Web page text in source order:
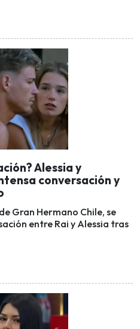
Alessia y
conversación y
Gran Hermano Chile, se
entre Rai y Alessia tras